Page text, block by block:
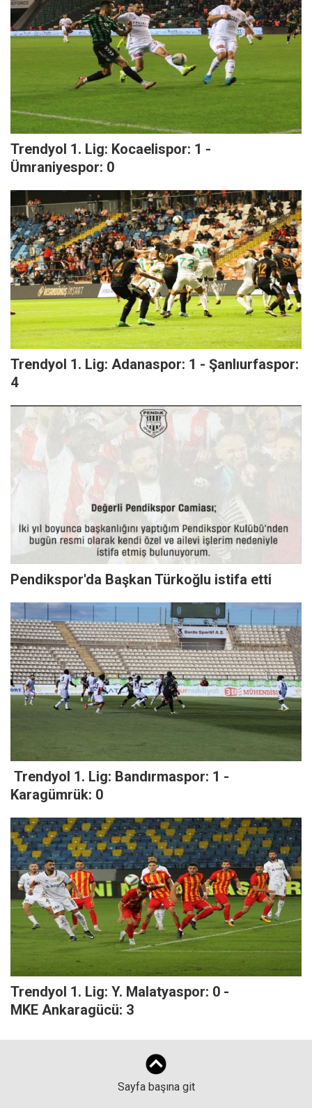
Trendyol 1. Lig: Kocaelispor: 1 -
Ümraniyespor: 0
Trendyol 1. Lig: Adanaspor: 1 - Şanlıurfaspor:
4
Pendikspor'da Başkan Türkoğlu istifa etti
Trendyol 1. Lig: Bandırmaspor: 1 -
Karagümrük: 0
Trendyol 1. Lig: Y. Malatyaspor: 0 -
MKE Ankaragücü: 3
Sayfa başına git